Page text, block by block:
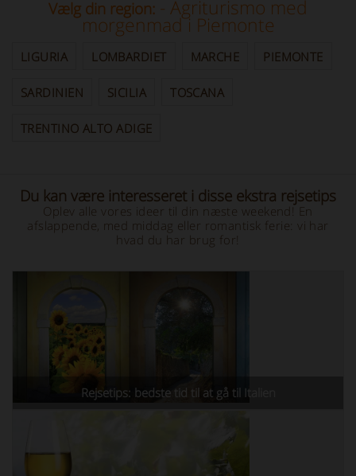
Vælg din region: - Agriturismo med
morgenmad i Piemonte
LIGURIA LOMBARDIET MARCHE PIEMONTE
SARDINIEN SICILIA TOSCANA
TRENTINO ALTO ADIGE
Du kan være interesseret i disse ekstra rejsetips
Oplev alle vores ideer til din næste weekend! En
afslappende, med middag eller romantisk ferie: vi har
hvad du har brug for!
Rejsetips: bedste tid til at gå til Italien